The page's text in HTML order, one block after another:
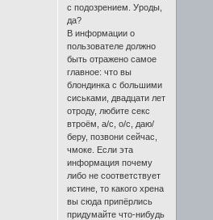
с подозрением. Уроды,
да?
В информации о
пользователе должно
быть отражено самое
главное: что вы
блондинка с большими
сиськами, двадцати лет
отроду, любите секс
втроём, а/с, о/с, даю/
беру, позвони сейчас,
чмоке. Если эта
информация почему
либо не соответствует
истине, то какого хрена
вы сюда припёрлись
придумайте что-нибудь